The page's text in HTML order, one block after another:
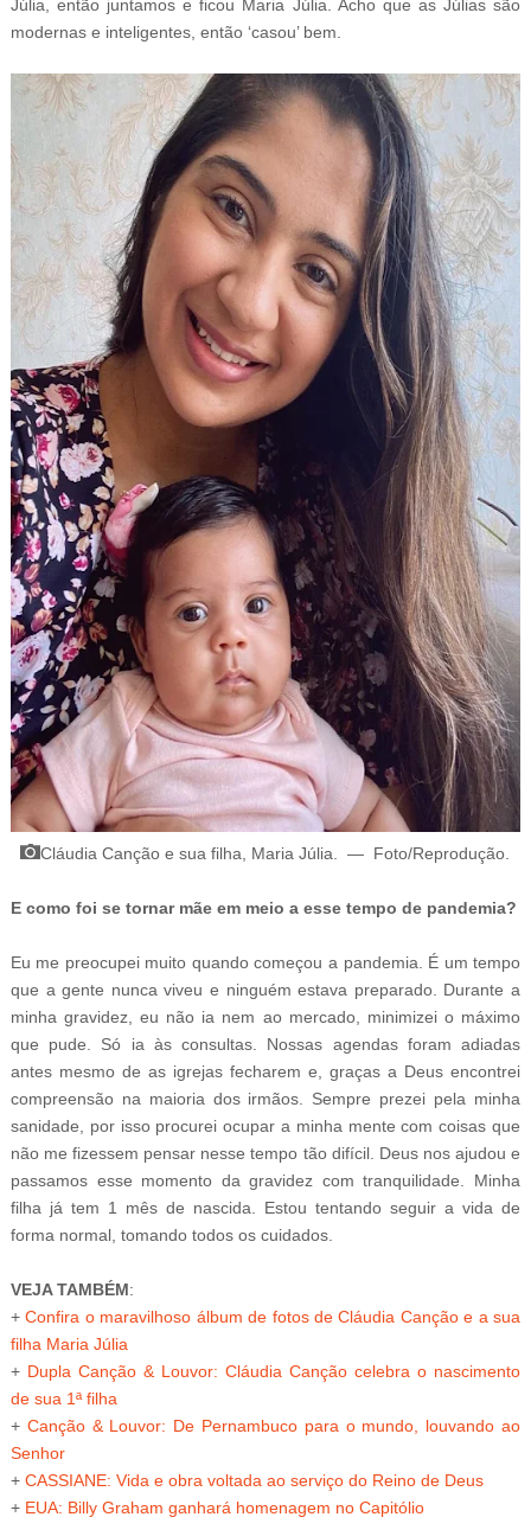
Júlia, então juntamos e ficou Maria Júlia. Acho que as Júlias são
modernas e inteligentes, então ‘casou’ bem.
Cláudia Canção e sua filha, Maria Júlia — Foto/Reprodução
E como foi se tornar mãe em meio a esse tempo de pandemia?
Eu me preocupei muito quando começou a pandemia. É um tempo
que a gente nunca viveu e ninguém estava preparado. Durante a
minha gravidez, eu não ia nem ao mercado, minimizei o máximo
que pude. Só ia às consultas. Nossas agendas foram adiadas
antes mesmo de as igrejas fecharem e, graças a Deus encontrei
compreensão na maioria dos irmãos. Sempre prezei pela minha
sanidade, por isso procurei ocupar a minha mente com coisas que
não me fizessem pensar nesse tempo tão difícil. Deus nos ajudou e
passamos esse momento da gravidez com tranquilidade. Minha
filha já tem 1 mês de nascida. Estou tentando seguir a vida de
forma normal, tomando todos os cuidados.
VEJA TAMBÉM:
+Confira o maravilhoso álbum de fotos de Cláudia Canção e a sua
filha Maria Júlia
+ Dupla Canção & Louvor: Cláudia Canção celebra o nascimento
de sua 1ª filha
+ Canção & Louvor: De Pernambuco para o mundo, louvando ao
Senhor
+ CASSIANE: Vida e obra voltada ao serviço do Reino de Deus
+ EUA: Billy Graham ganhará homenagem no Capitólio